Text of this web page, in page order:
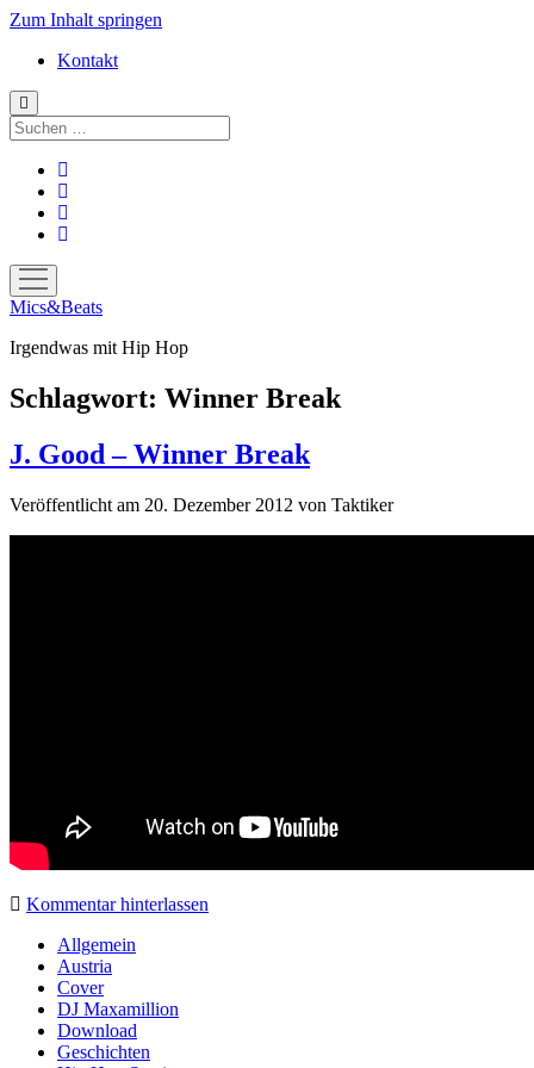
Zum Inhalt springen
Kontakt
Suchen
Menü
öffnen
Mics&Beats
Irgendwas mit Hip Hop
Schlagwort: Winner Break
J. Good – Winner Break
Veröffentlicht am 20. Dezember 2012 von Taktiker
Kommentar hinterlassen
Sidebar
Allgemein
Austria
Cover
DJ Maxamillion
Download
Geschichten